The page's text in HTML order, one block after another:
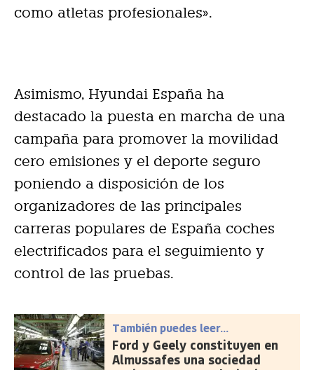
como atletas profesionales».
Asimismo, Hyundai España ha
destacado la puesta en marcha de una
campaña para promover la movilidad
cero emisiones y el deporte seguro
poniendo a disposición de los
organizadores de las principales
carreras populares de España coches
electrificados para el seguimiento y
control de las pruebas.
También puedes leer...
Ford y Geely constituyen en
Almussafes una sociedad